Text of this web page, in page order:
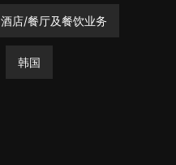
酒店/餐厅及餐饮业务
韩国